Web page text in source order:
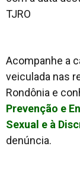
Acompanhe a
veiculada nas
Rondônia e
Prevenção e
Sexual e à
denúncia.